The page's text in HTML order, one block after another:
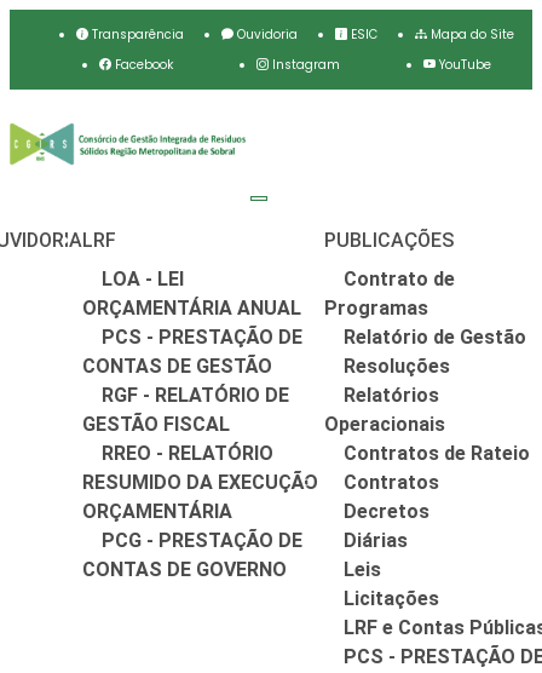
Transparência Ouvidoria ESIC
Mapa do Site
Facebook
Instagram YouTube
LRF
LOA - LEI
ORÇAMENTÁRIA ANUAL
PCS - PRESTAÇÃO DE
CONTAS DE GESTÃO
RGF - RELATÓRIO DE
GESTÃO FISCAL
RREO - RELATÓRIO
RESUMIDO DA EXECUÇÃO
ORÇAMENTÁRIA
PCG - PRESTAÇÃO DE
CONTAS DE GOVERNO
PUBLICAÇÕES
Contrato de
Programas
Relatório de Gestão
Resoluções
Relatórios
Operacionais
Contratos de Rateio
Contratos
Decretos
Diárias
Leis
Licitações
LRF e Contas
PCS - PRESTAÇÃO